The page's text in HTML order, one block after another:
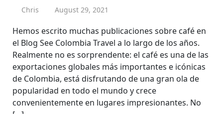
Chris August 29, 2021
Hemos escrito muchas publicaciones sobre café en
el Blog See Colombia Travel a lo largo de los años.
Realmente no es sorprendente: el café es una de las
exportaciones globales más importantes e icónicas
de Colombia, está disfrutando de una gran ola de
popularidad en todo el mundo y crece
convenientemente en lugares impresionantes. No